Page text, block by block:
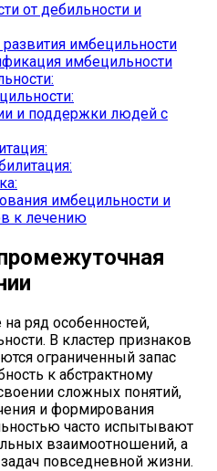
от дебильности и
имбецильности
имбецильности
и поддержки людей с
имбецильности и
к лечению
ряд особенностей,
В кластер признаков
ограниченный запас
к абстрактному
сложных понятий,
и формирования
часто испытывают
взаимоотношений, а
повседневной жизни.